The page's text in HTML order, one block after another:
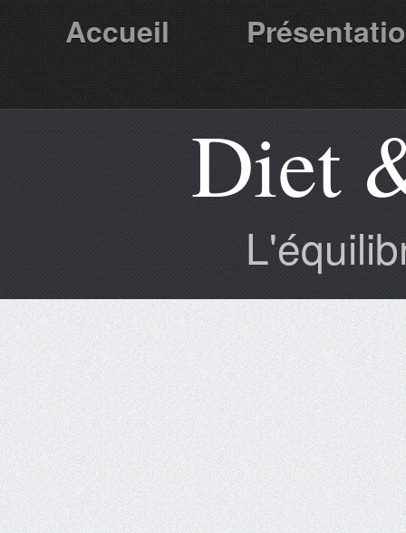
Accueil
Partenaires Diet